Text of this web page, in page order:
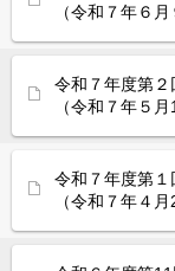
（令和７年６月
令和７年度第
（令和７年５月
令和７年度第
（令和７年４月